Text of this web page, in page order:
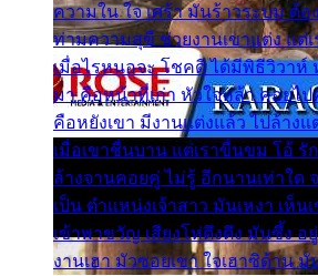
ความใน ใจ เศร้า มันร้าวระบม ต้
ท่ามความสุขี ช่วยงานเขาแต่ง แต่
เมื่อไรหนอจะ โชคดี ได้มีพิธีวิวาห์
มา คือหน้าที่เก่า หัวใจหล้า คอยไ
คือหยังเขา มีงานแต่งแล้ว ไปล้าง
เมื่อเขาชื่นบาน แต่เราขื่นขม โอ้ รั
ล้างจานคอยคู่ ไม่รู้ อีกนานเท่าใด
เป็น ตำแหน่งเจ้าสาว มันเหงา เห็
เข้าพาขวัญ เสียงโห่ตึงตึง มันซึ้ง อ
งานเฮา มัวซอยเขา ใจเฮาซิด้าน